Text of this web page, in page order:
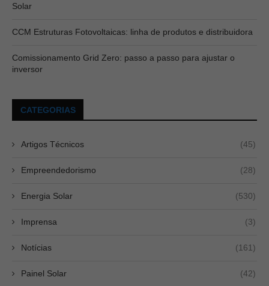
Solar
CCM Estruturas Fotovoltaicas: linha de produtos e distribuidora
Comissionamento Grid Zero: passo a passo para ajustar o
inversor
CATEGORIAS
Artigos Técnicos (45)
Empreendedorismo (28)
Energia Solar (530)
Imprensa (3)
Notícias (161)
Painel Solar (42)